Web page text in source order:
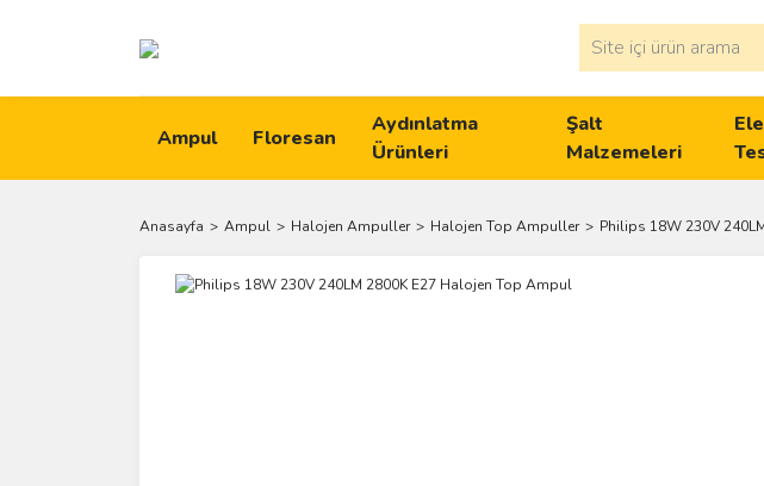
Ampul Floresan
Aydınlatma
Ürünleri
Şalt
Malzemeleri
Anasayfa Ampul Halojen Ampuller Halojen Top Ampuller Philips 18W 230V